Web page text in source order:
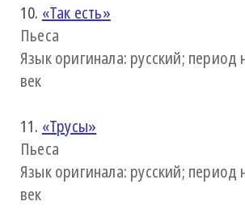
10. «Так есть»
Пьеса
Язык оригинала: русский; период
век
11. «Трусы»
Пьеса
Язык оригинала: русский; период
век